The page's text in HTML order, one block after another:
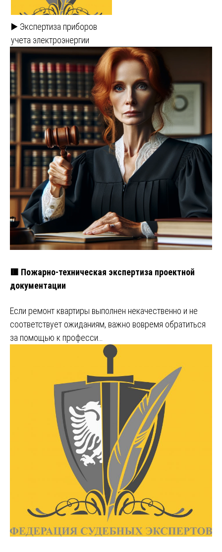
▶️ Экспертиза приборов
учета электроэнергии
🟥 Пожарно-техническая экспертиза проектной
документации
Если ремонт квартиры выполнен некачественно и не
соответствует ожиданиям, важно вовремя обратиться
за помощью к професси…